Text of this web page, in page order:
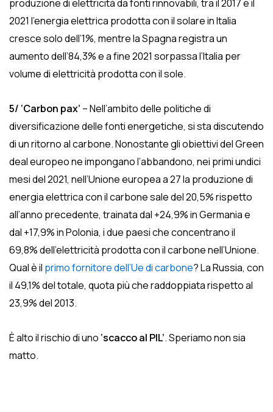
produzione di elettricità da fonti rinnovabili, tra il 2017 e il
2021 l’energia elettrica prodotta con il solare in Italia
cresce solo dell’1%, mentre la Spagna registra un
aumento dell’84,3% e a fine 2021 sorpassa l’Italia per
volume di elettricità prodotta con il sole.
5/ ‘Carbon pax’ – Nell’ambito delle politiche di
diversificazione delle fonti energetiche, si sta discutendo
di un ritorno al carbone. Nonostante gli obiettivi del Green
deal europeo ne impongano l’abbandono, nei primi undici
mesi del 2021, nell’Unione europea a 27 la produzione di
energia elettrica con il carbone sale del 20,5% rispetto
all’anno precedente, trainata dal +24,9% in Germania e
dal +17,9% in Polonia, i due paesi che concentrano il
69,8% dell’elettricità prodotta con il carbone nell’Unione.
Qual è il primo fornitore dell’Ue di carbone? La Russia, con
il 49,1% del totale, quota più che raddoppiata rispetto al
23,9% del 2013.
È alto il rischio di uno ‘scacco al PIL’. Speriamo non sia
matto.